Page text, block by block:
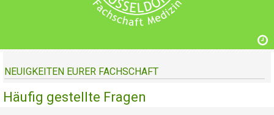
R
g
NEUIGKEITEN EURER FACHSCHAFT
Häufig gestellte Fragen